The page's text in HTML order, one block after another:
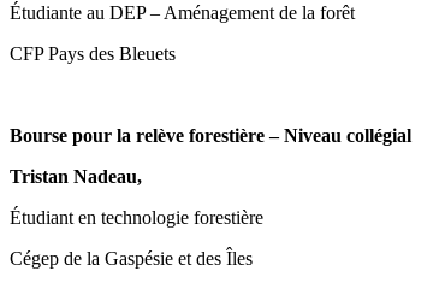
Étudiante au DEP – Aménagement de la forêt
CFP Pays des Bleuets
Bourse pour la relève forestière – Niveau collégial
Tristan Nadeau,
Étudiant en technologie forestière
Cégep de la Gaspésie et des Îles